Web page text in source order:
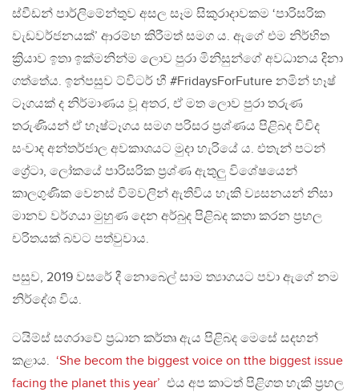
ස්වීඩන් පාර්ලිමේන්තුව අසල සෑම සිකුරාදාවකම ‘පාරිසරික
වැඩවර්ජනයක්’ ආරම්භ කිරීමත් සමග ය. ඇගේ එම නිර්භිත
ක්‍රියාව ඉතා ඉක්මනින්ම ලොව පුරා මිනිසුන්ගේ අවධානය දිනා
ගත්තේය. ඉන්පසුව ට්විටර් හී #FridaysForFuture නමින් හෑෂ්
ටෑගයක් ද නිර්මාණය වූ අතර, ඒ මත ලොව පුරා තරුණ
තරුණියන් ඒ හෑෂ්ටෑගය සමග පරිසර ප්‍රශ්ණය පිළිබද විවිද
සංවාද අන්තර්ජාල අවකාශයට මුදා හැරියේ ය. එතැන් පටන්
ග්‍රේටා, ලෝකයේ පාරිසරික ප්‍රශ්ණ ඇතුලු විශේෂයෙන්
කාලගුණික වෙනස් වීම්වලින් ඇතිවිය හැකි ව්‍යසනයන් නිසා
මානව වර්ගයා මුහුණ දෙන අර්බුද පිළිබද කතා කරන ප්‍රභල
චරිතයක් බවට පත්වුවාය.
පසුව, 2019 වසරේ දී නොබෙල් සාම ත්‍යාගයට පවා ඇගේ නම
නිර්දේශ විය.
ටයිම්ස් සගරාවේ ප්‍රධාන කර්තෘ ඇය පිළිබද මෙසේ සදහන්
කළාය. ‘She becom the biggest voice on tthe biggest issue
facing the planet this year’ එය අප කාටත් පිළිගත හැකි ප්‍රභල